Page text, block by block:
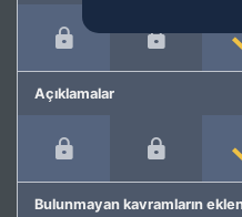
Açıklamalar
Bulunmayan kavramların